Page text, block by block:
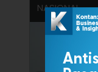
NASIONAL